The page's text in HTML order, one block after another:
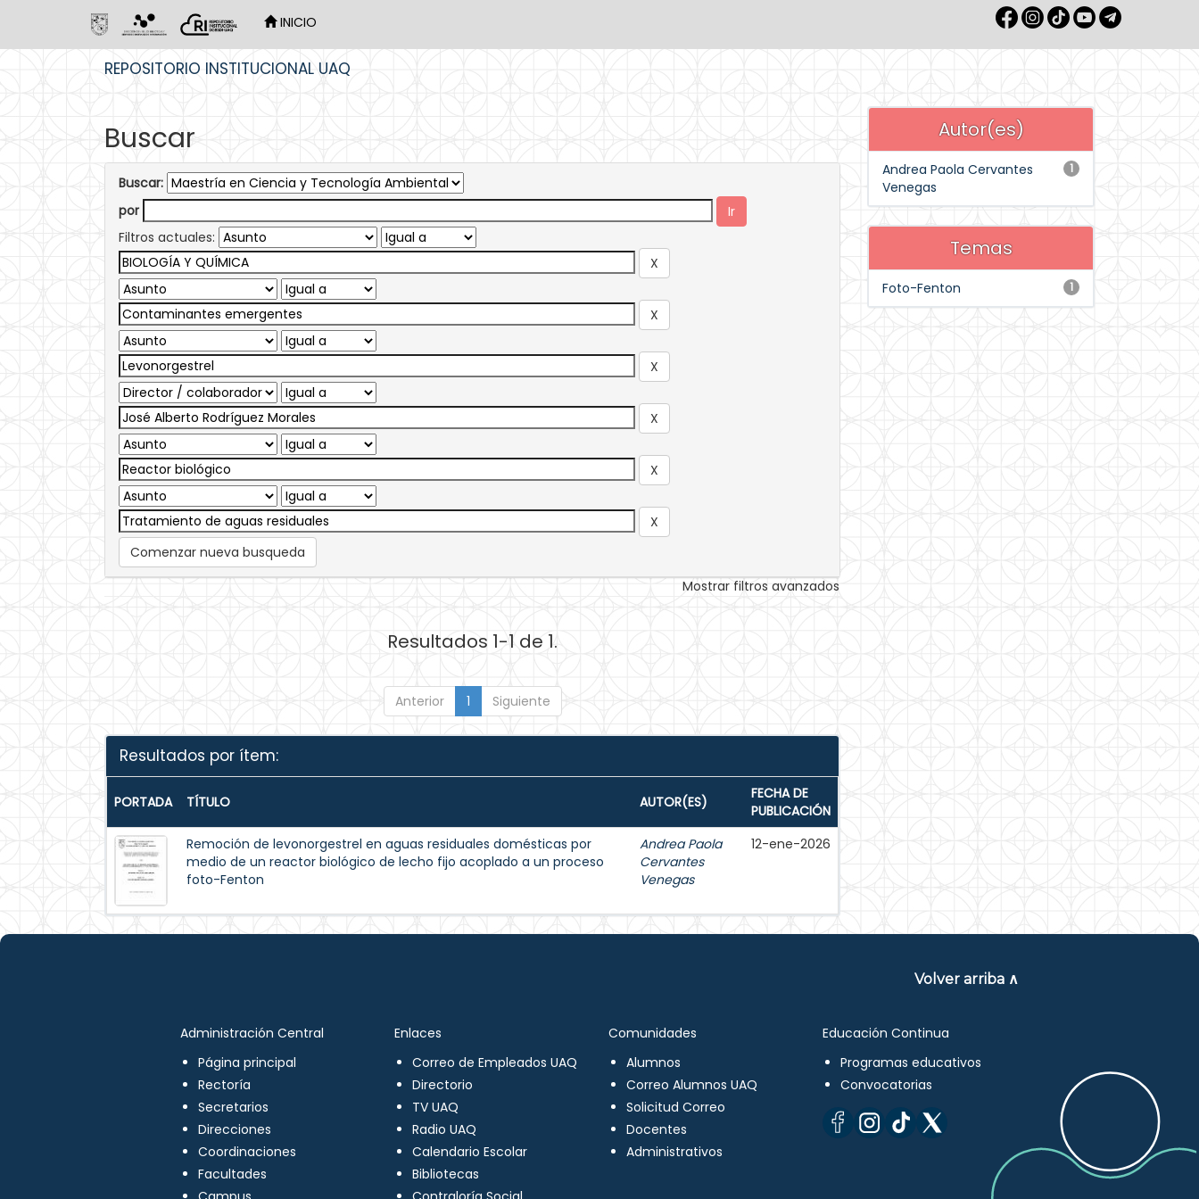
INICIO
REPOSITORIO INSTITUCIONAL UAQ
Buscar
Buscar:
por
Filtros actuales:
Comenzar nueva busqueda
Mostrar filtros avanzados
Resultados 1-1 de 1.
Anterior 1 Siguiente
Resultados por ítem:
PORTADA TÍTULO AUTOR(ES)
FECHA DE
PUBLICACIÓN
Remoción de levonorgestrel en aguas residuales domésticas por
medio de un reactor biológico de lecho fijo acoplado a un proceso
foto-Fenton
Andrea Paola
Cervantes
Venegas
12-ene-2026
Autor(es)
1
Andrea Paola Cervantes
Venegas
Temas
1
Foto-Fenton
Volver arriba ∧
Administración Central
Página principal
Rectoría
Secretarios
Direcciones
Coordinaciones
Facultades
Enlaces
Correo de Empleados UAQ
Directorio
TV UAQ
Radio UAQ
Calendario Escolar
Bibliotecas
Comunidades
Alumnos
Correo Alumnos UAQ
Solicitud Correo
Docentes
Administrativos
Educación Continua
Programas educativos
Convocatorias